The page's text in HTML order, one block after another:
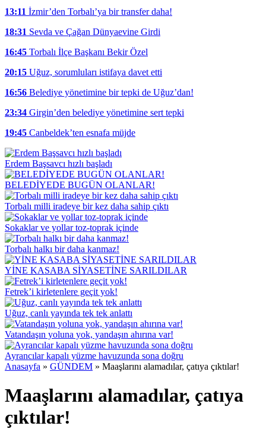
13:11 İzmir’den Torbalı’ya bir transfer daha!
18:31 Sevda ve Çağan Dünyaevine Girdi
16:45 Torbalı İlçe Başkanı Bekir Özel
20:15 Uğuz, sorumluları istifaya davet etti
16:56 Belediye yönetimine bir tepki de Uğuz’dan!
23:34 Girgin’den belediye yönetimine sert tepki
19:45 Canbeldek’ten esnafa müjde
Erdem Başsavcı hızlı başladı
BELEDİYEDE BUGÜN OLANLAR!
Torbalı milli iradeye bir kez daha sahip çıktı
Sokaklar ve yollar toz-toprak içinde
Torbalı halkı bir daha kanmaz!
YİNE KASABA SİYASETİNE SARILDILAR
Fetrek’i kirletenlere geçit yok!
Uğuz, canlı yayında tek tek anlattı
Vatandaşın yoluna yok, yandaşın ahırına var!
Ayrancılar kapalı yüzme havuzunda sona doğru
Anasayfa » GÜNDEM » Maaşlarını alamadılar, çatıya çıktılar!
Maaşlarını alamadılar, çatıya
çıktılar!